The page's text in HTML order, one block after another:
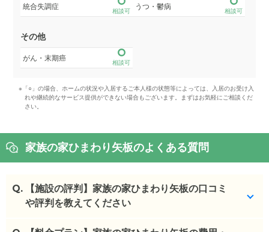
統合失調症
相談可
うつ・鬱病
相談可
その他
がん・末期癌
相談可
※「○」の場合、ホームの状況や入居するご本人様の状態等によっては、入居のお受け入
れや継続的なサービス提供ができない場合もございます。まずはお気軽にご相談くだ
さい。
家族の家ひまわり矢板のよくある質問
Q.
【施設の評判】家族の家ひまわり矢板の口コミ
や評判を教えてください